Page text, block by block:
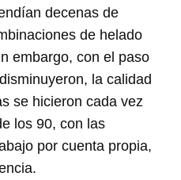
decenas de
de helado
embargo, con el paso
la calidad
se hicieron cada vez
los 90, con las
por cuenta propia,